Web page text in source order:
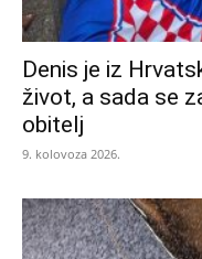
Denis je iz
život, a sada se
obitelj
9. kolovoza 2026.